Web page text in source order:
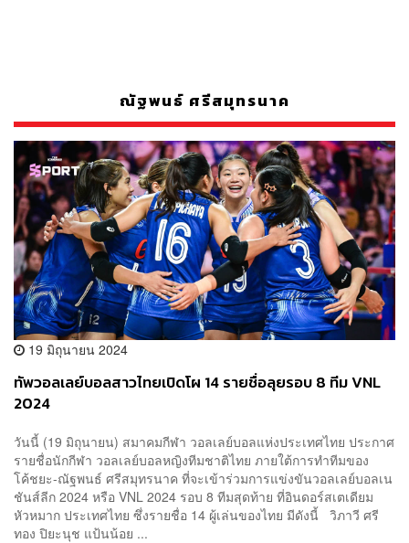
ณัฐพนธ์ ศรีสมุทรนาค
19 มิถุนายน 2024
ทัพวอลเลย์บอลสาวไทยเปิดโผ 14 รายชื่อลุยรอบ 8 ทีม VNL
2024
วันนี้ (19 มิถุนายน) สมาคมกีฬา วอลเลย์บอลแห่งประเทศไทย ประกาศ
รายชื่อนักกีฬา วอลเลย์บอลหญิงทีมชาติไทย ภายใต้การทำทีมของ
โค้ชยะ-ณัฐพนธ์ ศรีสมุทรนาค ที่จะเข้าร่วมการแข่งขันวอลเลย์บอลเน
ชันส์ลีก 2024 หรือ VNL 2024 รอบ 8 ทีมสุดท้าย ที่อินดอร์สเตเดียม
หัวหมาก ประเทศไทย ซึ่งรายชื่อ 14 ผู้เล่นของไทย มีดังนี้ วิภาวี ศรี
ทอง ปิยะนุช แป้นน้อย ...